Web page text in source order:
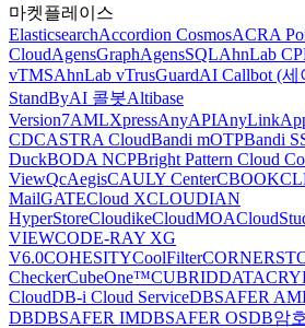
마켓플레이스
ElasticsearchAccordion CosmosACRA
CloudAgensGraphAgensSQLAhnLab
vTMSAhnLab vTrusGuardAI Callbot (세
StandByAI 콜봇Altibase
Version7AMLXpressAnyAPIAnyLink
CDCASTRA CloudBandi mOTPBandi
DuckBODA NCPBright Pattern Cloud
ViewQcAegisCAULY CenterCBOOK
MailGATECloud XCLOUDIAN
HyperStoreCloudikeCloudMOA
VIEWCODE-RAY XG
V6.0COHESITYCoolFilter
CheckerCubeOne™CUBRID
CloudDB-i Cloud ServiceDBSAFER AM
DBDBSAFER IMDBSAFER OSDB암